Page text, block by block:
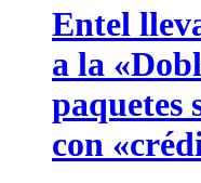
Entel
a la
paquetes
con